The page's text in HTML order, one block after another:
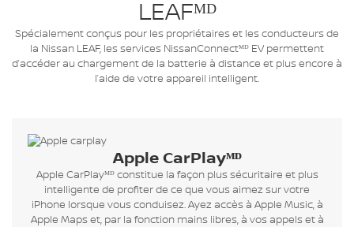
LEAFᴹᴰ
Spécialement conçus pour les propriétaires et les conducteurs de
la Nissan LEAF, les services NissanConnectᴹᴰ EV permettent
d’accéder au chargement de la batterie à distance et plus encore à
l’aide de votre appareil intelligent.
Apple CarPlayᴹᴰ
Apple CarPlayᴹᴰ constitue la façon plus sécuritaire et plus
intelligente de profiter de ce que vous aimez sur votre
iPhone lorsque vous conduisez. Ayez accès à Apple Music, à
Apple Maps et, par la fonction mains libres, à vos appels et à